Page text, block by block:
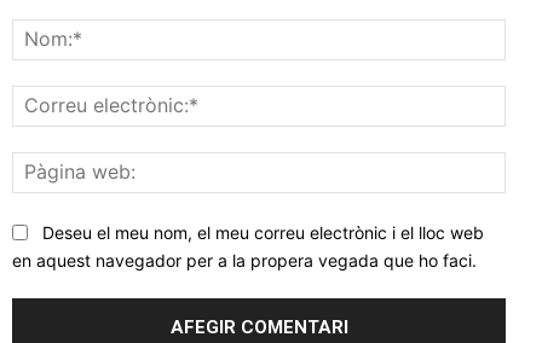
web:
Deseu el meu nom, el meu correu electrònic i el lloc web
en aquest navegador per a la propera vegada que ho faci.